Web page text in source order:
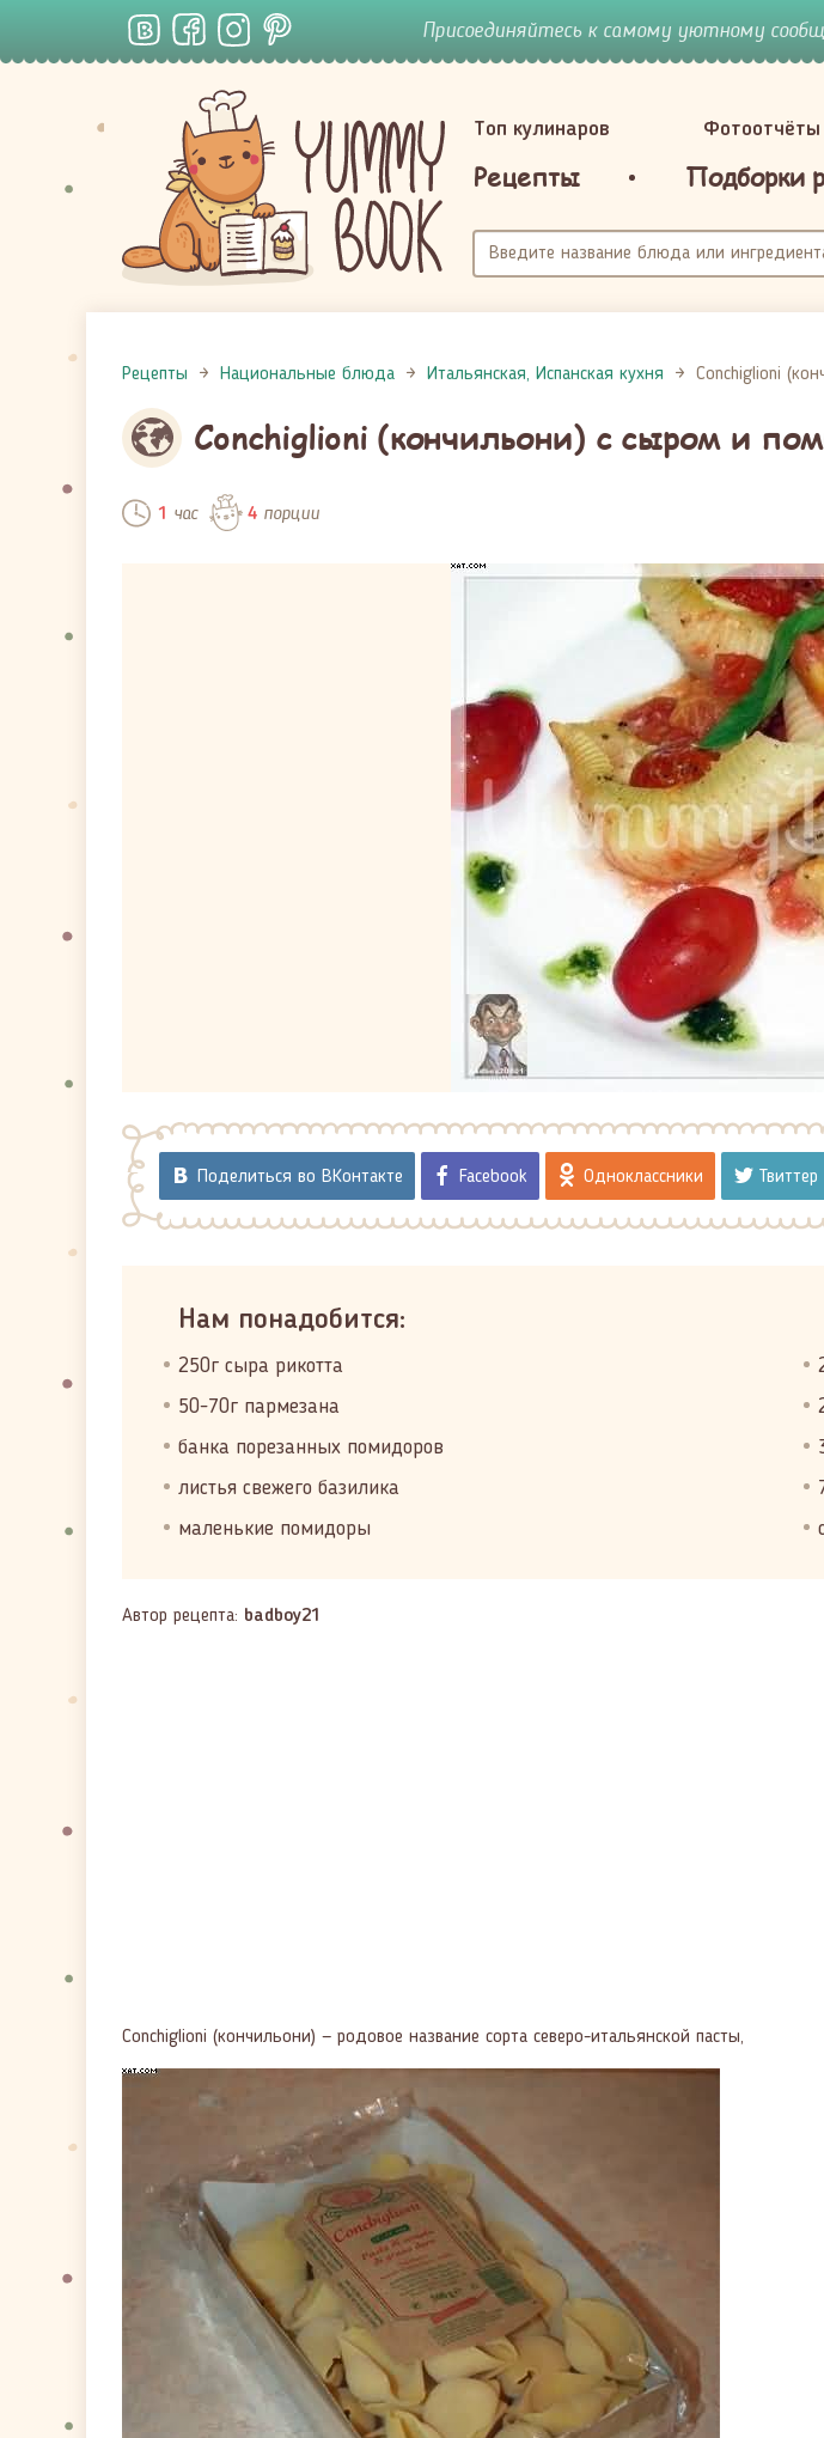
Присоединяйтесь к самому уютному
Топ кулинаров Фотоотчёты
Рецепты Подборки
Рецепты Национальные блюда Итальянская, Испанская кухня Conchiglioni
Conchiglioni (кончильони) с сыром и
1 час 4 порции
Поделиться во ВКонтакте Facebook Одноклассники Твиттер
Нам понадобится:
250г сыра рикотта
50-70г пармезана
банка порезанных помидоров
листья свежего базилика
маленькие помидоры
Автор рецепта: badboy21
Conchiglioni (кончильони) — родовое название сорта северо-итальянской пасты,